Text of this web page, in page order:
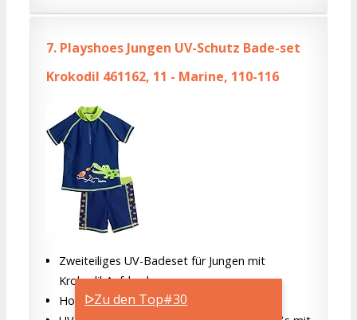
ᐅZu den Top#30
7. Playshoes Jungen UV-Schutz Bade-set
Krokodil 461162, 11 - Marine, 110-116
Zweiteiliges UV-Badeset für Jungen mit
Krokodil-Aufdruck
Hoher UV-Schutz von 50+